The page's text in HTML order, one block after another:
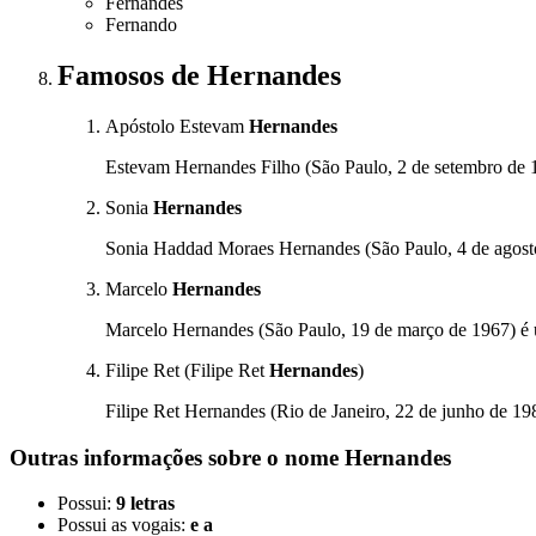
Fernando
Famosos de Hernandes
Apóstolo Estevam Hernandes
Estevam Hernandes Filho (São Paulo, 2 de setembro
Sonia Hernandes
Sonia Haddad Moraes Hernandes (São Paulo, 4 de
Marcelo Hernandes
Marcelo Hernandes (São Paulo, 19 de março de 1967)
Filipe Ret (Filipe Ret Hernandes)
Filipe Ret Hernandes (Rio de Janeiro, 22 de junho de
Outras informações sobre o nome Hernandes
Possui: 9 letras
Possui as vogais: e a